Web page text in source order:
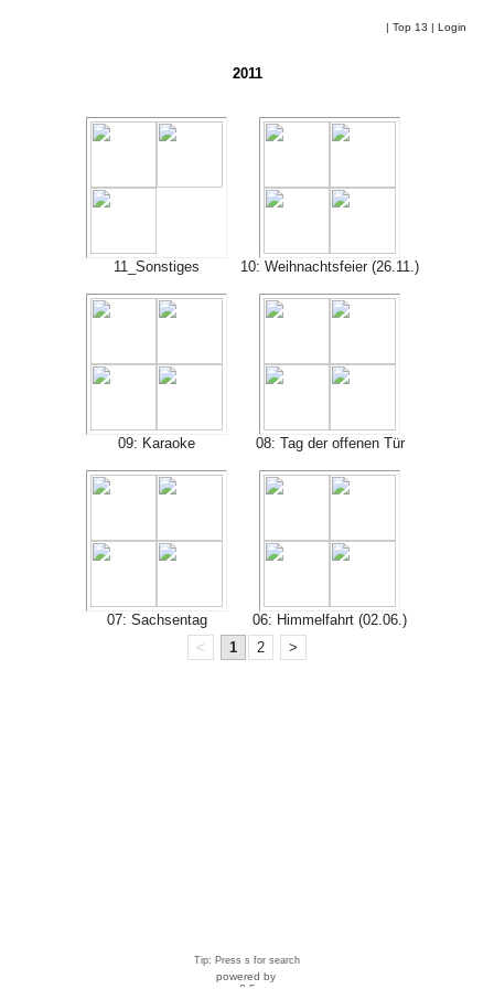
| Top 13 | Login
2011
11_Sonstiges 10: Weihnachtsfeier (26.11.)
09: Karaoke 08: Tag der offenen Tür
07: Sachsentag
06: Himmelfahrt (02.06.)
<
1 2 >
Tip: Press s for search